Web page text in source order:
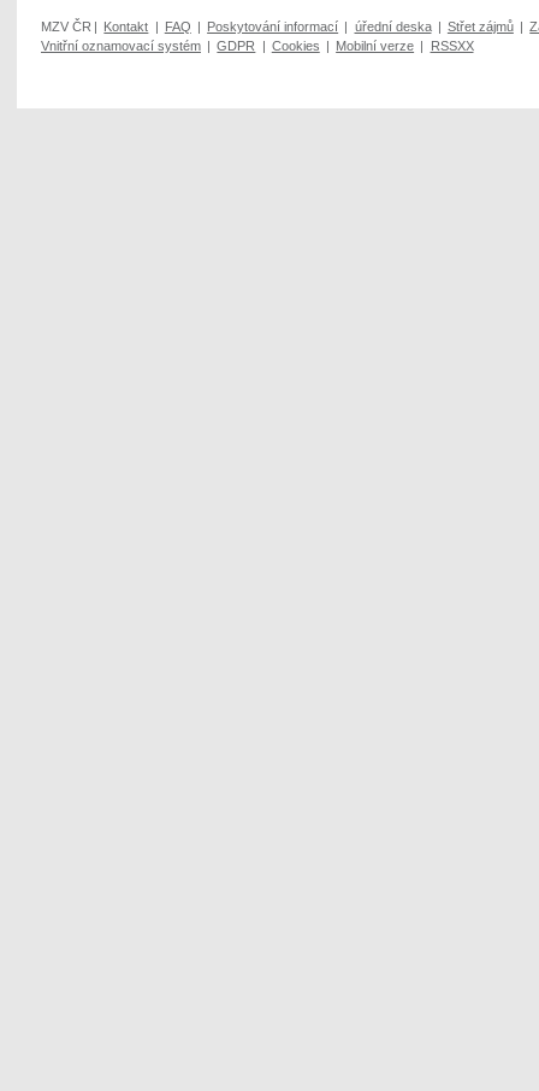
MZV ČR | Kontakt | FAQ | Poskytování informací | úřední deska | Střet zájmů |
Vnitřní oznamovací systém | GDPR | Cookies | Mobilní verze | RSSXX